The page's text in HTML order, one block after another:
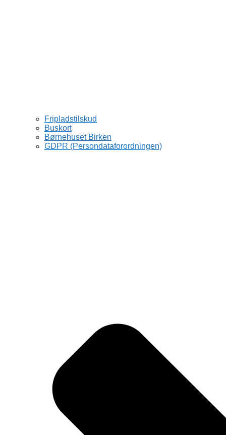
Fripladstilskud
Buskort
Børnehuset Birken
GDPR (Persondataforordningen)